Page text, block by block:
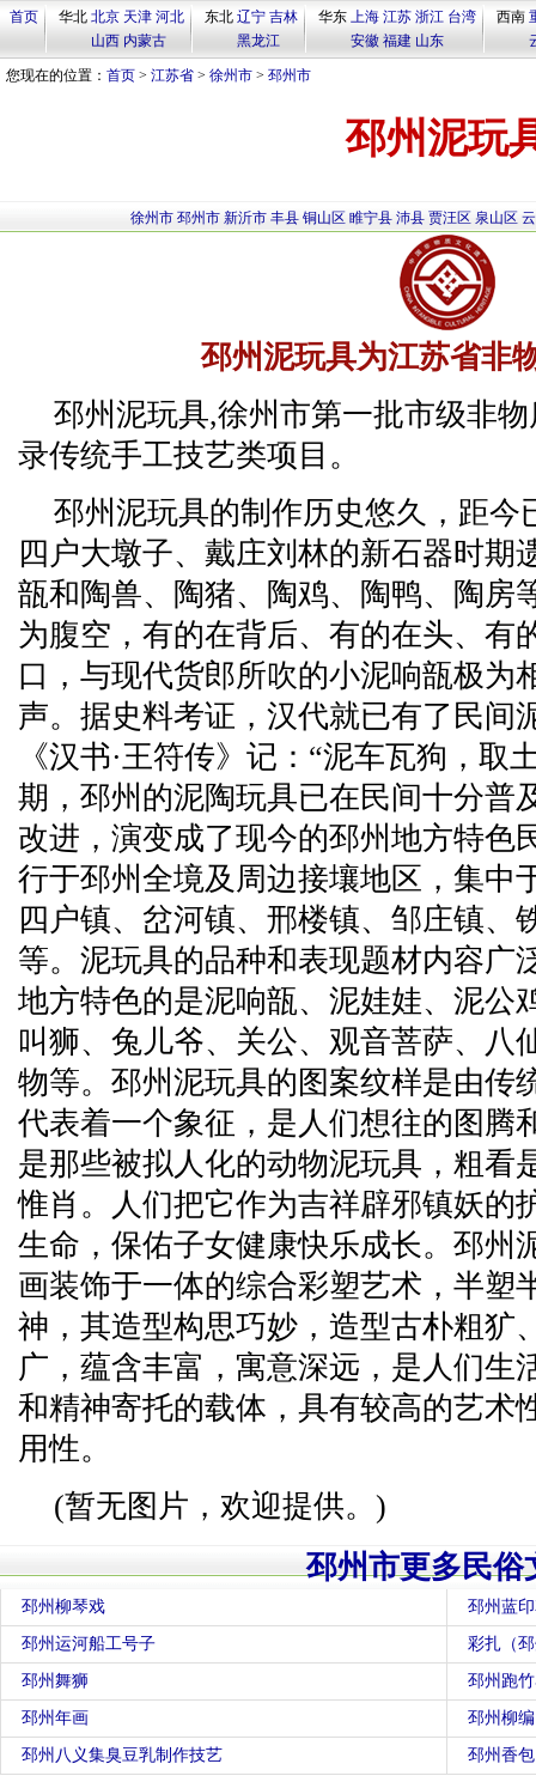
首页 华北 北京 天津 河北
山西 内蒙古
东北 辽宁 吉林
黑龙江
华东 上海 江苏 浙江 台湾
安徽 福建 山东
西南
您现在的位置： 首页 > 江苏省 > 徐州市 > 邳州市
邳州泥玩
徐州市 邳州市 新沂市 丰县 铜山区 睢宁县 沛县 贾汪区 泉山区
邳州泥玩具为江苏省非
邳州泥玩具,徐州市第一批市级非
录传统手工技艺类项目。
邳州泥玩具的制作历史悠久，距今
四户大墩子、戴庄刘林的新石器时期
瓿和陶兽、陶猪、陶鸡、陶鸭、陶房
为腹空，有的在背后、有的在头、有
口，与现代货郎所吹的小泥响瓿极为
声。据史料考证，汉代就已有了民间
《汉书·王符传》记：“泥车瓦狗，取
期，邳州的泥陶玩具已在民间十分普
改进，演变成了现今的邳州地方特色
行于邳州全境及周边接壤地区，集中
四户镇、岔河镇、邢楼镇、邹庄镇、
等。泥玩具的品种和表现题材内容广
地方特色的是泥响瓿、泥娃娃、泥公
叫狮、兔儿爷、关公、观音菩萨、八
物等。邳州泥玩具的图案纹样是由传
代表着一个象征，是人们想往的图腾
是那些被拟人化的动物泥玩具，粗看
惟肖。人们把它作为吉祥辟邪镇妖的
生命，保佑子女健康快乐成长。邳州
画装饰于一体的综合彩塑艺术，半塑
神，其造型构思巧妙，造型古朴粗犷
广，蕴含丰富，寓意深远，是人们生
和精神寄托的载体，具有较高的艺术
用性。
(暂无图片，欢迎提供。)
邳州市更多民俗
邳州柳琴戏 邳州蓝
邳州运河船工号子 彩扎（
邳州舞狮 邳州跑
邳州年画 邳州柳编
邳州八义集臭豆乳制作技艺 邳州香包